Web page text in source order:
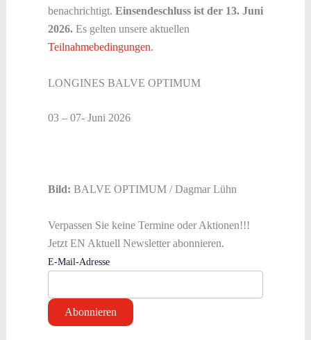
benachrichtigt. Einsendeschluss ist der 13. Juni
2026.Es gelten unsere aktuellen
Teilnahmebedingungen.
LONGINES BALVE OPTIMUM
03 – 07- Juni 2026
Bild: BALVE OPTIMUM / Dagmar Lühn
Verpassen Sie keine Termine oder Aktionen!!!
Jetzt EN Aktuell Newsletter abonnieren.
E-Mail-Adresse